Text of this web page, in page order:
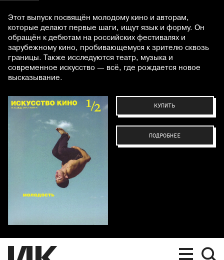
Этот выпуск посвящён молодому кино и авторам,
которые делают первые шаги, ищут язык и форму. Он
обращён к дебютам на российских фестивалях и
зарубежному кино, пробивающемуся к зрителю сквозь
границы. Также исследуются театр, музыка и
современное искусство — всё, где рождается новое
высказывание.
КУПИТЬ
ПОДРОБНЕЕ